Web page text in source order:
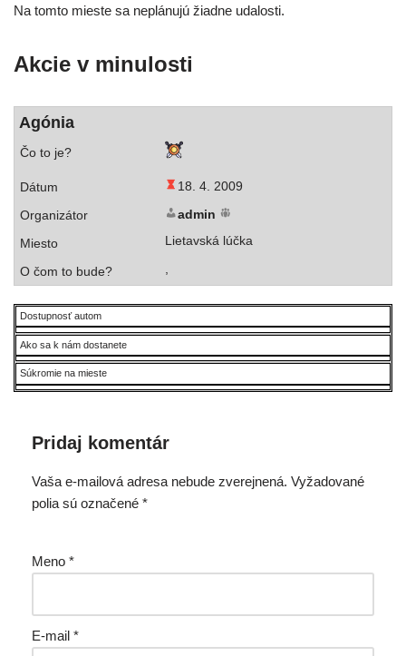
Na tom­to mies­te sa neplá­nu­jú žiad­ne udalosti.
Akcie v minulosti
Agónia
18. 4. 2009
admin
Lietavská lúčka
,
Dostupnosť autom
Ako sa k nám dostanete
Súkromie na mieste
Pridaj komentár
Vaša e-mailová adresa nebude zverejnená. Vyžadované
polia sú označené *
Meno *
E-mail *